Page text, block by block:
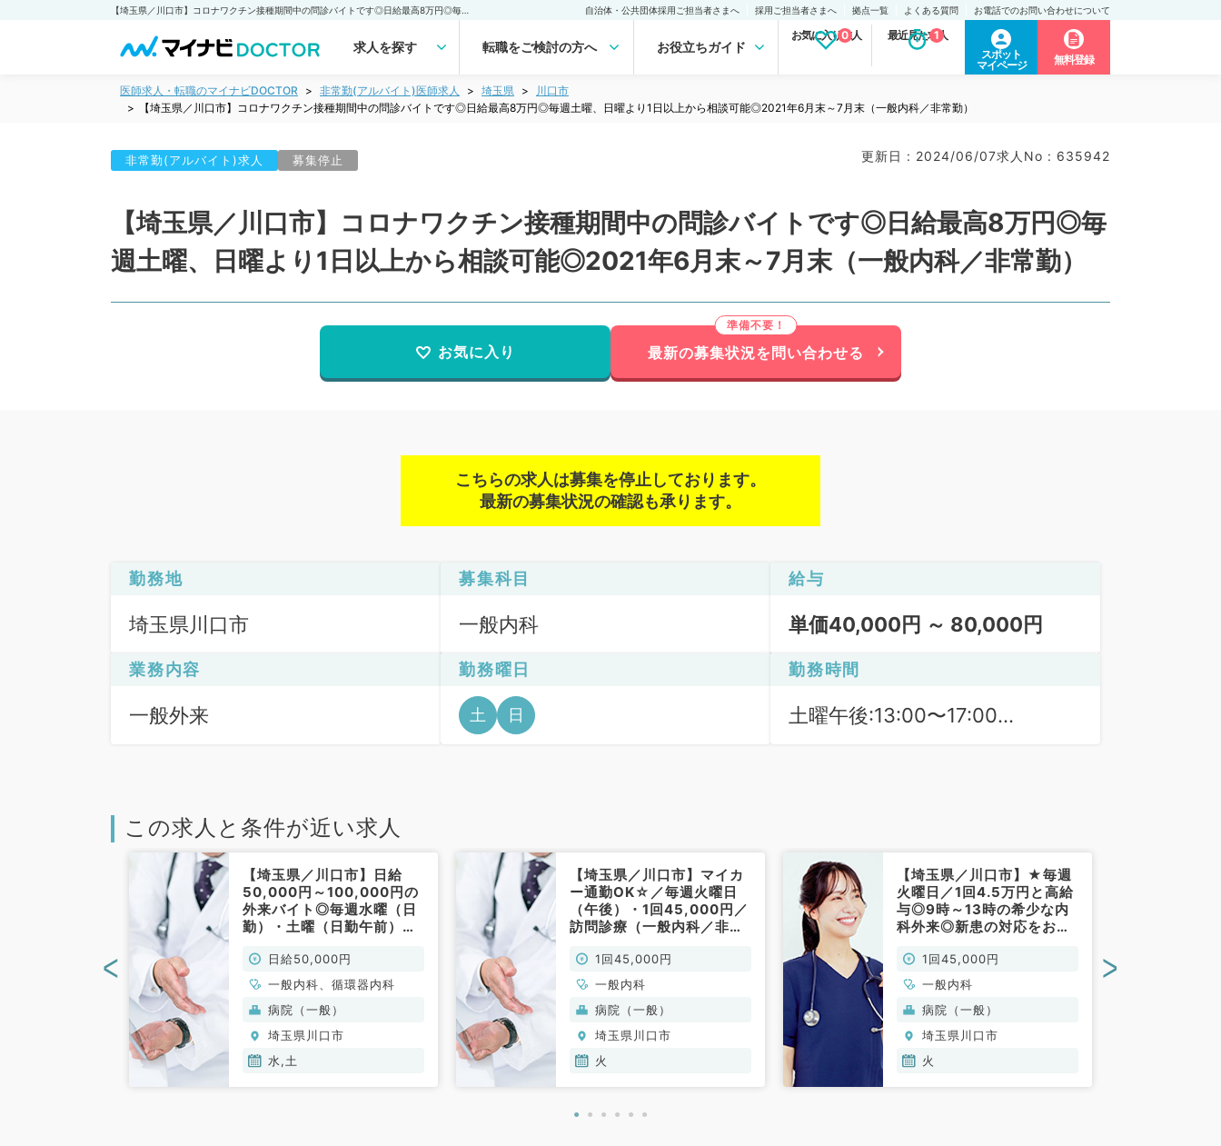
自治体・公共団体採用ご担当者さまへ 採用ご担当者さまへ 拠点一覧 よくある質問 お電話でのお問い合わせについて
求人を探す 転職をご検討の方へ お役立ちガイド
お気に入り求人
0 最近見た求人
1
スポット
マイページ
無料登録
医師求人・転職のマイナビDOCTOR 非常勤(アルバイト)医師求人 埼玉県
川口市
【埼玉県／川口市】コロナワクチン接種期間中の問診バイトです◎日給最高8万円◎毎週土曜、日曜より1日以上から相談可能◎2021年6月末～7月末（一般内科／非常勤）
非常勤(アルバイト)求人 募集停止 更新日 : 2024/06/07求人No : 635942
【埼玉県／川口市】コロナワクチン接種期間中の問診バイトです◎日給最高8万円◎毎
週土曜、日曜より1日以上から相談可能◎2021年6月末～7月末（一般内科／非常勤）
お気に入り 最新の募集状況を問い合わせる
こちらの求人は募集を停止しております。
最新の募集状況の確認も承ります。
勤務地
埼玉県川口市
募集科目
一般内科
給与
単価40,000円 ～ 80,000円
業務内容
一般外来
勤務曜日
土 日
勤務時間
土曜午後:13:00〜17:00
この求人と条件が近い求人
【埼玉県／川口市】日給
50,000円～100,000円の
外来バイト◎毎週水曜（日
勤）・土曜（日勤午前）勤
内科・循環器内科／非常
勤）
日給50,000円
一般内科、循環器内科
病院（一般）
埼玉県川口市
水,土
【埼玉県／川口市】マイカ
ー通勤OK☆／毎週火曜日
（午後）・1回45,000円／
訪問診療（一般内科／非常
1回45,000円
一般内科
病院（一般）
埼玉県川口市
火
【埼玉県／川口市】★毎週
火曜日／1回4.5万円と高給
与◎9時～13時の希少な内
科外来◎新患の対応をお任
～（一般内科／非常勤）
1回45,000円
一般内科
病院（一般）
埼玉県川口市
火
< >